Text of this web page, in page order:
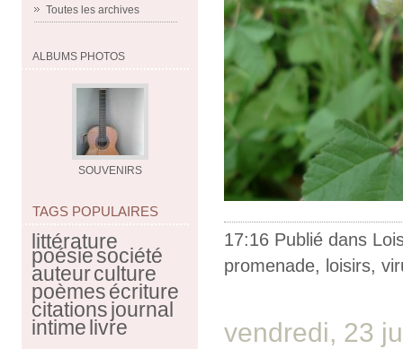
Toutes les archives
ALBUMS PHOTOS
SOUVENIRS
TAGS POPULAIRES
littérature
poésiesociété
auteurculture
poèmesécriture
citationsjournal
intimelivre
17:16 Publié dans
promenade, loisirs,
vendredi, 23